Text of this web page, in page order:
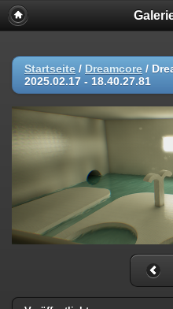
Startseite / Dreamcore /
2025.02.17 - 18.40.27.81